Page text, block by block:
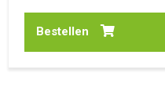
prijs
was:
prijs
Bestellen